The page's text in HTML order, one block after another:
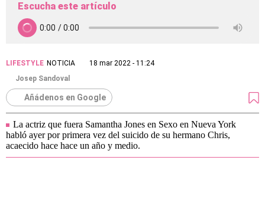
Escucha este artículo
LIFESTYLE NOTICIA
18 mar 2022 - 11:24
Josep Sandoval
Añádenos en Google
La actriz que fuera Samantha Jones en Sexo en Nueva York
habló ayer por primera vez del suicido de su hermano Chris,
acaecido hace hace un año y medio.